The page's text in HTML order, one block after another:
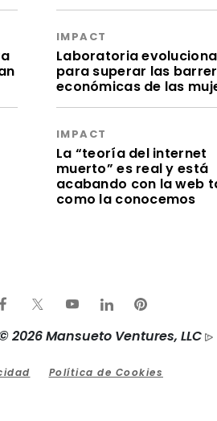
IMPACT
Laboratoria evoluciona
para superar las
económicas de las
IMPACT
La “teoría del internet
muerto” es real y está
acabando con la web
como la conocemos
2026 Mansueto Ventures, LLC
Política de Cookies